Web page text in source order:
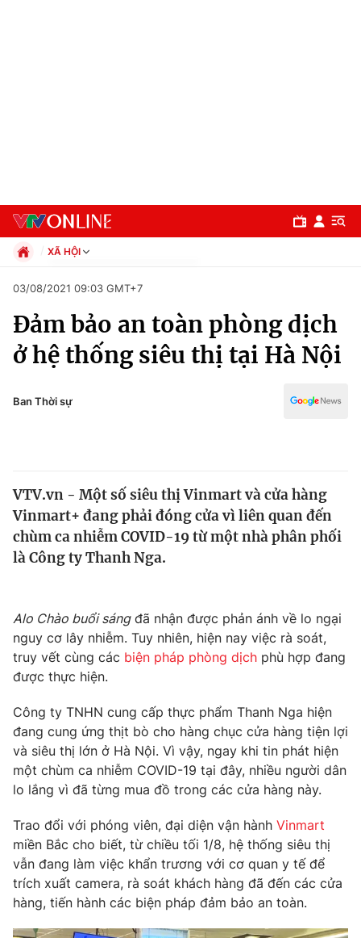
Chuyên mục
Chính trị
Y tế
Thế giới
Thế giới đó đây
Câu chuyện quốc tế
Tài chính
Thị trường
Dữ liệu và đời sống
Phim VTV
Hậu trường
Nhân vật
Khán giả
Giải sao mai
Giải trí
Điện ảnh
Sao
Đời sống
Du lịch
Làm đẹp
Chất lượng cuộc sống
Giáo dục
Tuyển sinh
Học trực tuyến
Công nghệ
Hitech Công nghệ tương lai
Giao lưu trực tuyến
XÃ HỘI
Xã hội
Pháp luật
Thể thao
Văn hóa - Giải trí
Giáo dục
03/08/2021 09:03 GMT+7
Đảm bảo an toàn phòng dịch
ở hệ thống siêu thị tại Hà Nội
Ban Thời sự
VTV.vn - Một số siêu thị Vinmart và cửa hàng
Vinmart+ đang phải đóng cửa vì liên quan đến
chùm ca nhiễm COVID-19 từ một nhà phân phối
là Công ty Thanh Nga.
Alo Chào buổi sángđã nhận được phản ánh về lo ngại
nguy cơ lây nhiễm. Tuy nhiên, hiện nay việc rà soát,
truy vết cùng các biện pháp phòng dịch phù hợp đang
được thực hiện.
Công ty TNHN cung cấp thực phẩm Thanh Nga hiện
đang cung ứng thịt bò cho hàng chục cửa hàng tiện lợi
và siêu thị lớn ở Hà Nội. Vì vậy, ngay khi tin phát hiện
một chùm ca nhiễm COVID-19 tại đây, nhiều người dân
lo lắng vì đã từng mua đồ trong các cửa hàng này.
Trao đổi với phóng viên, đại diện vận hành Vinmart
miền Bắc cho biết, từ chiều tối 1/8, hệ thống siêu thị
vẫn đang làm việc khẩn trương với cơ quan y tế để
trích xuất camera, rà soát khách hàng đã đến các cửa
hàng, tiến hành các biện pháp đảm bảo an toàn.